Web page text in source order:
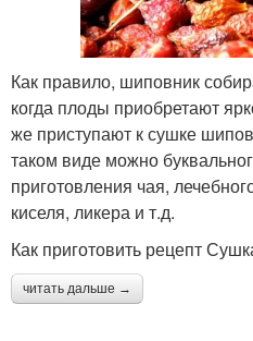
Как правило, шиповник
когда плоды приобретают
же приступают к сушке
таком виде можно
приготовления чая,
киселя, ликера и т.д.
Как приготовить рецепт
читать дальше →